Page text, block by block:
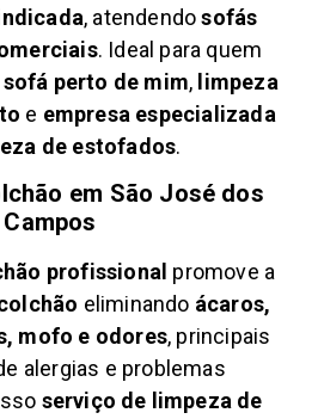
, atendendosofás
. Ideal para quem
perto de mim, limpeza
e empresa especializada
de estofados.
em São José dos
Campos
profissional promove a
eliminando ácaros,
mofo e odores, principais
alergias e problemas
serviço de limpeza de